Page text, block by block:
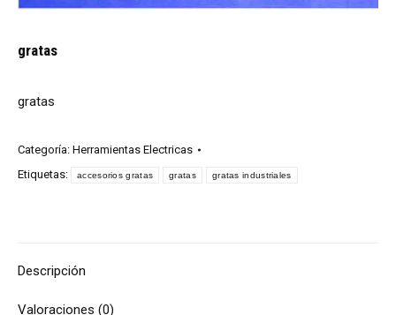
gratas
gratas
Categoría: Herramientas Electricas
Etiquetas:
accesorios gratas gratas gratas industriales
Descripción
Valoraciones (0)